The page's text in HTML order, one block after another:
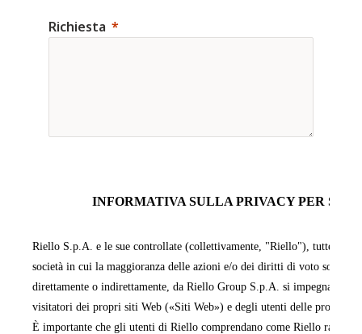
Richiesta
INFORMATIVA SULLA PRIVACY PER SITI
Riello S.p.A. e le sue controllate (collettivamente, "Riello"), tutte
società in cui la maggioranza delle azioni e/o dei diritti di voto sono
direttamente o indirettamente, da Riello Group S.p.A. si impegnano a
visitatori dei propri siti Web («Siti Web») e degli utenti delle proprie
È importante che gli utenti di Riello comprendano come Riello